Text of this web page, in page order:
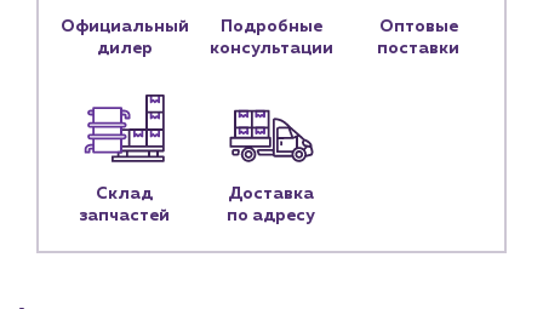
Наши партнёры
+7 (918) 070-19-79
Пн – пт: 9:00 – 18:00
Официальный
дилер
Подробные
консультации
Оптовые
поставки
Склад
запчастей
Доставка
по адресу